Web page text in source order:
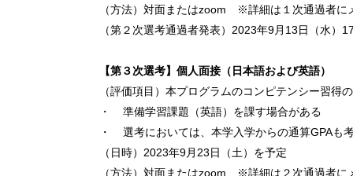
（方法）対面またはzoom ※詳細は１次通過者に
（第２次選考通過者発表）2023年9月13日（水）
【第３次選考】個人面接（日本語および英語）
（評価項目）本プログラムのコンピテンシー習
・ 準備学習課題（英語）を課す場合がある
・ 選考においては、本学入学からの通算GPAも
（日時）2023年9月23日（土）を予定
（方法）対面またはzoom ※詳細は２次通過者に